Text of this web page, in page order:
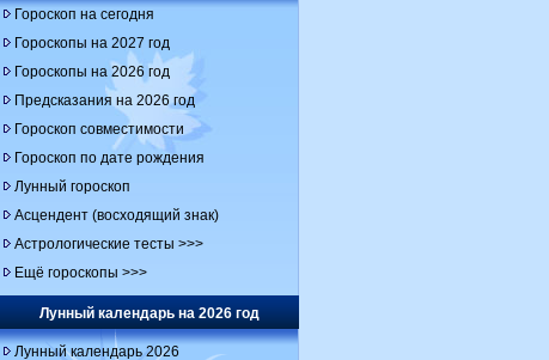
Гороскоп на сегодня
Гороскопы на 2027 год
Гороскопы на 2026 год
Предсказания на 2026 год
Гороскоп совместимости
Гороскоп по дате рождения
Лунный гороскоп
Асцендент (восходящий знак)
Астрологические тесты >>>
Ещё гороскопы >>>
Лунный календарь на 2026 год
Лунный календарь 2026